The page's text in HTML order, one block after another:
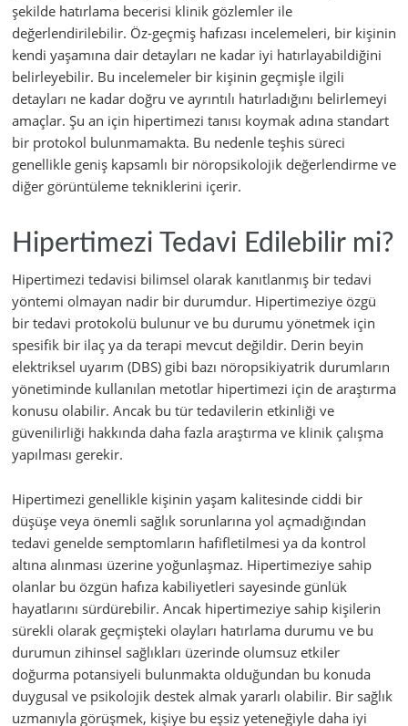
şekilde hatırlama becerisi klinik gözlemler ile
değerlendirilebilir. Öz-geçmiş hafızası incelemeleri, bir kişinin
kendi yaşamına dair detayları ne kadar iyi hatırlayabildiğini
belirleyebilir. Bu incelemeler bir kişinin geçmişle ilgili
detayları ne kadar doğru ve ayrıntılı hatırladığını belirlemeyi
amaçlar. Şu an için hipertimezi tanısı koymak adına standart
bir protokol bulunmamakta. Bu nedenle teşhis süreci
genellikle geniş kapsamlı bir nöropsikolojik değerlendirme ve
diğer görüntüleme tekniklerini içerir.
Hipertimezi Tedavi Edilebilir mi?
Hipertimezi tedavisi bilimsel olarak kanıtlanmış bir tedavi
yöntemi olmayan nadir bir durumdur. Hipertimeziye özgü
bir tedavi protokolü bulunur ve bu durumu yönetmek için
spesifik bir ilaç ya da terapi mevcut değildir. Derin beyin
elektriksel uyarım (DBS) gibi bazı nöropsikiyatrik durumların
yönetiminde kullanılan metotlar hipertimezi için de araştırma
konusu olabilir. Ancak bu tür tedavilerin etkinliği ve
güvenilirliği hakkında daha fazla araştırma ve klinik çalışma
yapılması gerekir.
Hipertimezi genellikle kişinin yaşam kalitesinde ciddi bir
düşüşe veya önemli sağlık sorunlarına yol açmadığından
tedavi genelde semptomların hafifletilmesi ya da kontrol
altına alınması üzerine yoğunlaşmaz. Hipertimeziye sahip
olanlar bu özgün hafıza kabiliyetleri sayesinde günlük
hayatlarını sürdürebilir. Ancak hipertimeziye sahip kişilerin
sürekli olarak geçmişteki olayları hatırlama durumu ve bu
durumun zihinsel sağlıkları üzerinde olumsuz etkiler
doğurma potansiyeli bulunmakta olduğundan bu konuda
duygusal ve psikolojik destek almak yararlı olabilir. Bir sağlık
uzmanıyla görüşmek, kişiye bu eşsiz yeteneğiyle daha iyi